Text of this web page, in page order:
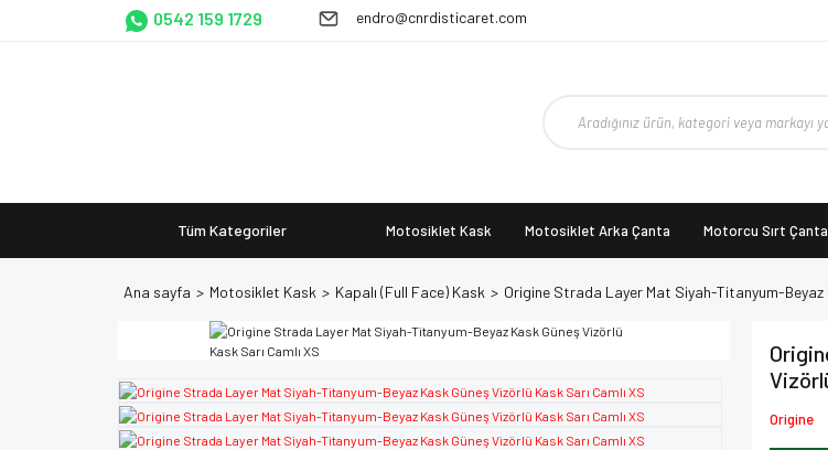
0542 159 1729 endro@cnrdisticaret.com
Tüm Kategoriler Motosiklet Kask Motosiklet Arka Çanta Motorcu Sırt
Ana sayfa Motosiklet Kask Kapalı (Full Face) Kask Origine Strada Layer Mat Siyah-Titanyum-Beyaz
Origine